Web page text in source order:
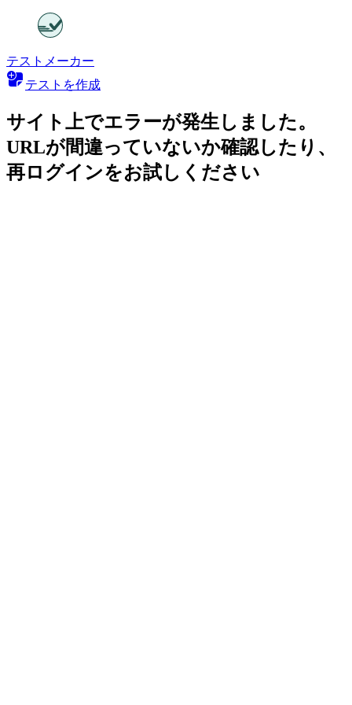
テストメーカー
テストを作成
サイト上でエラーが発生しました。
URLが間違っていないか確認したり、
再ログインをお試しください